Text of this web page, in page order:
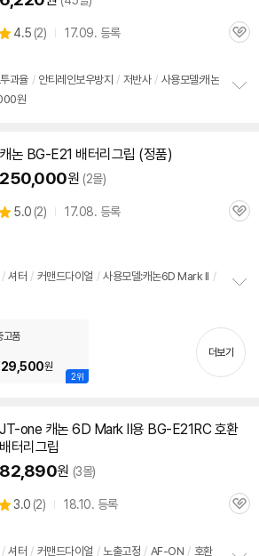
별
4.5 (상
2) 17.09. 등록
관
과율 / 안티레인보우방지 / 저반사 / 사용모델:캐논
원
캐논 BG-E21 배터리그립 (정품)
250,000원 (2몰)
별
5.0 (상
뷰
2) 17.08. 등록
관
/ 셔터 / 커맨드다이얼 / 사용모델:캐논6D MarkII /
치
기
2위
고품
원
더보기
JT-one 캐논 6D MarkII용 BG-E21RC 호환
배터리그립
82,890원 (3몰)
별
3.0 (상
2) 18.10. 등록
관
/ 셔터 / 커맨드다이얼 / 노출고정 / AF-ON / 호환
세부정보 열기/접기